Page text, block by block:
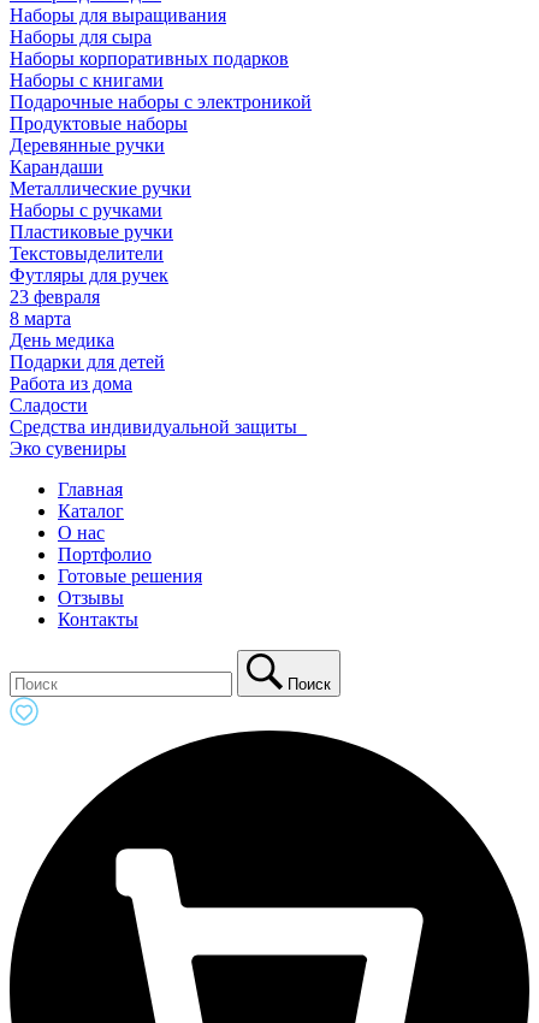
Наборы для выращивания
Наборы для сыра
Наборы корпоративных подарков
Наборы с книгами
Подарочные наборы с электроникой
Продуктовые наборы
Деревянные ручки
Карандаши
Металлические ручки
Наборы с ручками
Пластиковые ручки
Текстовыделители
Футляры для ручек
23 февраля
8 марта
День медика
Подарки для детей
Работа из дома
Сладости
Средства индивидуальной защиты_
Эко сувениры
Главная
Каталог
О нас
Портфолио
Готовые решения
Отзывы
Контакты
Поиск